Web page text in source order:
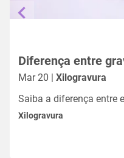
Diferença entre
Mar 20 | Xilogravura
Saiba a diferença entre
Xilogravura